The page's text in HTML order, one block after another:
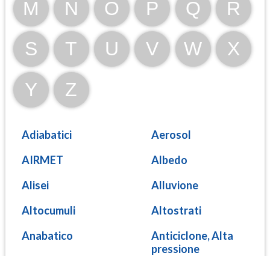
M
N O P Q
R
S
T U V W
X
Y
Z
Adiabatici
Aerosol
AIRMET
Albedo
Alisei
Alluvione
Altocumuli
Altostrati
Anabatico
Anticiclone, Alta
pressione